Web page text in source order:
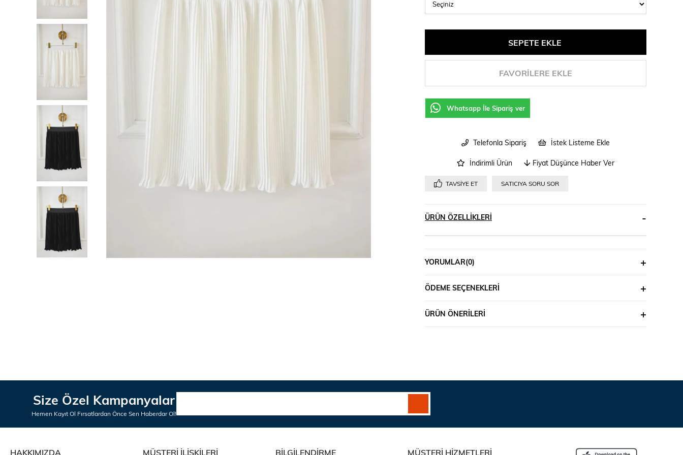
FAVORILERE EKLE
Whatsapp İle Sipariş ver
Telefonla Sipariş İstek Listeme Ekle
İndirimli Ürün Fiyat Düşünce Haber Ver
TAVSIYE ET SATICIYA SORU SOR
ÜRÜN ÖZELLIKLERI
YORUMLAR(0)
ÖDEME SEÇENEKLERI
ÜRÜN ÖNERILERI
Size Özel Kampanyalar
Hemen Kayıt Ol Fırsatlardan Önce Sen Haberdar Ol!
HAKKIMIZDA MÜŞTERİ İLİŞKİLERİ BİLGİLENDİRME MÜŞTERİ HİZMETLERİ